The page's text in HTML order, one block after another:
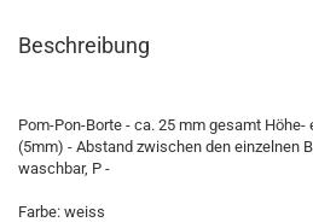
Beschreibung
Pom-Pon-Borte - ca. 25 mm gesamt
(5mm) - Abstand zwischen den einzelnen
waschbar, P -
Farbe: weiss